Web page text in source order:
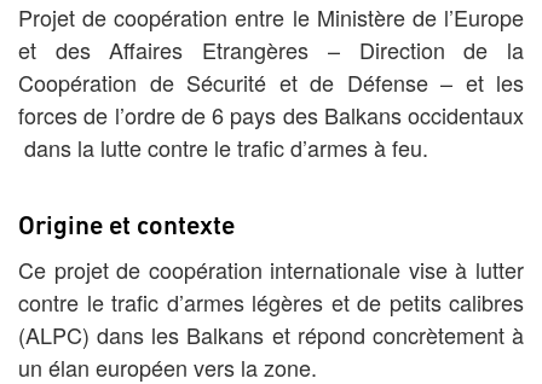
Projet de coopération entre le Ministère de l’Europe
et des Affaires Etrangères – Direction de la
Coopération de Sécurité et de Défense – et les
forces de l’ordre de 6 pays des Balkans occidentaux
dans la lutte contre le trafic d’armes à feu.
Origine et contexte
Ce projet de coopération internationale vise à lutter
contre le trafic d’armes légères et de petits calibres
(ALPC) dans les Balkans et répond concrètement à
un élan européen vers la zone.